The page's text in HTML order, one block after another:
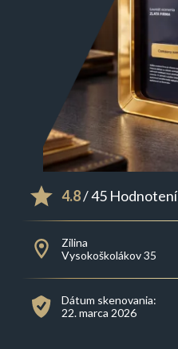
4.8/ 45 Hodnotení
Zilina
Vysokoškolákov 35
Dátum skenovania:
22. marca 2026